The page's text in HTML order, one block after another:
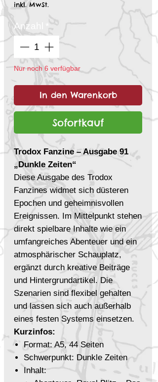
inkl. MwSt.
Anzahl *
Nur noch 6 verfügbar
In den Warenkorb
Sofortkauf
Trodox Fanzine – Ausgabe 91
„Dunkle Zeiten“
Diese Ausgabe des Trodox
Fanzines widmet sich düsteren
Epochen und geheimnisvollen
Ereignissen. Im Mittelpunkt stehen
direkt spielbare Inhalte wie ein
umfangreiches Abenteuer und ein
atmosphärischer Schauplatz,
ergänzt durch kreative Beiträge
und Hintergrundartikel. Die
Szenarien sind flexibel gehalten
und lassen sich auch außerhalb
eines festen Systems einsetzen.
Kurzinfos:
Format: A5, 44 Seiten
Schwerpunkt: Dunkle Zeiten
Inhalt: